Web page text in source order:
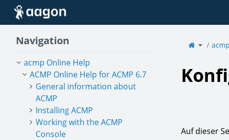
Home
Toggle
the
parent
tree
Auf dieser
Navigation
acmp Online Help
ACMP Online Help for ACMP 6.7
General information about
ACMP
Installing ACMP
Working with the ACMP
Console